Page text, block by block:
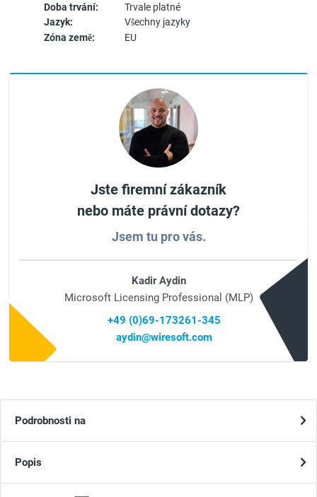
Doba trvání:
Trvale platné
Jazyk:
Všechny jazyky
Zóna země:
EU
Jste firemní zákazník
nebo máte právní dotazy?
Jsem tu pro vás.
Kadir Aydin
Microsoft Licensing Professional (MLP)
+49 (0)69-173261-345
aydin@wiresoft.com
Podrobnosti na
Popis